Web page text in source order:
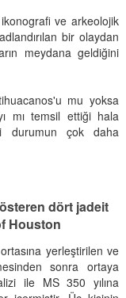
ve arkeolojik
bir olaydan
meydana geldiğini
mu yoksa
mı temsil ettiği hala
durumun çok daha
dört jadeit
Houston
yerleştirilen ve
sonra ortaya
ile MS 350 yılına